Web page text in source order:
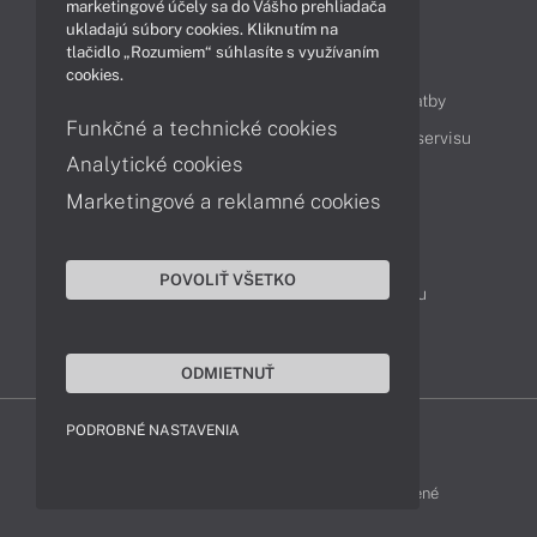
Obsah
Možnosti doručenia a platby
Podpora a servis
Servisné služby Cenník servisu
Kontakty
043 4224 771
Obchodné oddelenie
Reklamácia tovaru
HP-SHOP © 2012 - 2026 Všetky práva vyhradené
marketingové účely sa do Vášho prehliadača
ukladajú súbory cookies. Kliknutím na
tlačidlo „Rozumiem“ súhlasíte s využívaním
cookies.
Funkčné a technické cookies
Analytické cookies
Marketingové a reklamné cookies
POVOLIŤ VŠETKO
ODMIETNUŤ
PODROBNÉ NASTAVENIA